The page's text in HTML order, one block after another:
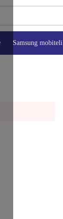
Samsung mobiteli